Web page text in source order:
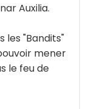
Auxilia.
les "Bandits"
mener
le feu de